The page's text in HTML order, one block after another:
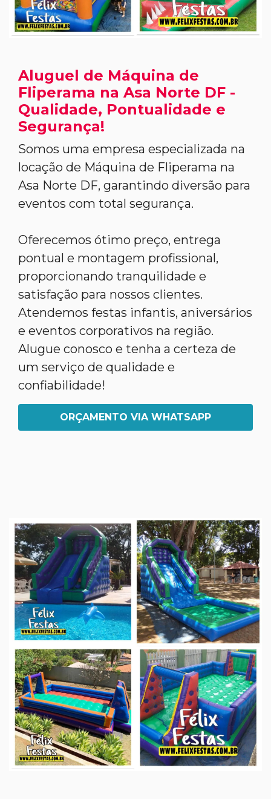
Aluguel de Máquina de
Fliperama na Asa Norte DF -
Qualidade, Pontualidade e
Segurança!
Somos uma empresa especializada na
locação de Máquina de Fliperama na
Asa Norte DF, garantindo diversão para
eventos com total segurança.
Oferecemos ótimo preço, entrega
pontual e montagem profissional,
proporcionando tranquilidade e
satisfação para nossos clientes.
Atendemos festas infantis, aniversários
e eventos corporativos na região.
Alugue conosco e tenha a certeza de
um serviço de qualidade e
confiabilidade!
ORÇAMENTO VIA WHATSAPP